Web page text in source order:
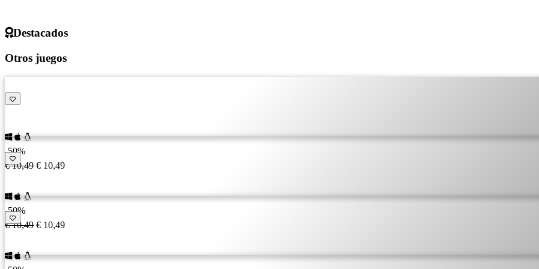
Destacados
Otros juegos
-50%
€ 10,49 € 10,49
-50%
€ 10,49 € 10,49